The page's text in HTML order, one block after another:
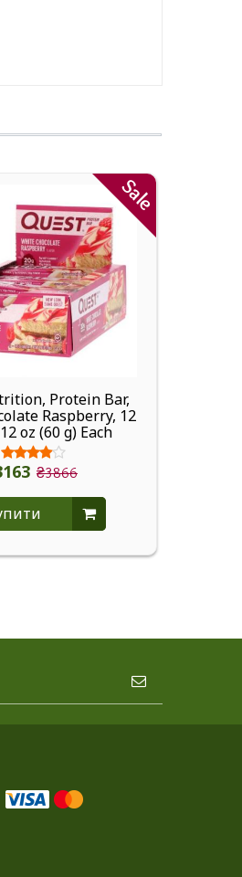
Sale
Protein Bar,
Raspberry, 12
oz (60 g) Each
₴3866